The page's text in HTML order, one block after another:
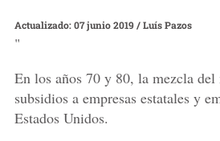
Actualizado: 07 junio 2019/Luís Pazos
"
En los años 70 y 80, la mezcla
subsidios a empresas estatales y
Estados Unidos.